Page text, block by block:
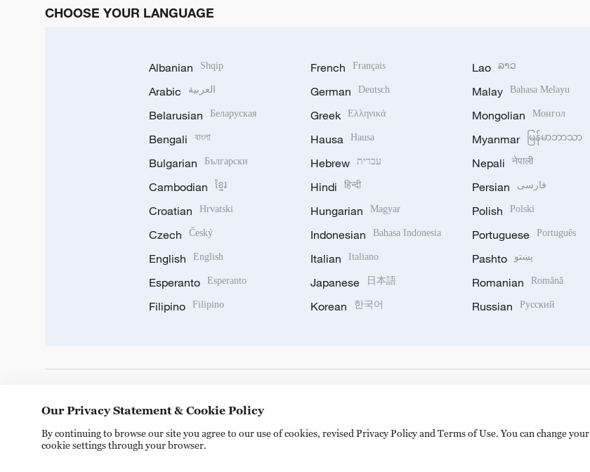
CHOOSE YOUR LANGUAGE
Albanian Shqip
Arabic العربية
Belarusian Беларуская
Bengali বাংলা
Bulgarian Български
Cambodian ខ្មែរ
Croatian Hrvatski
Czech Český
English English
Esperanto Esperanto
Filipino Filipino
French Français
German Deutsch
Greek Ελληνικά
Hausa Hausa
Hebrew עברית
Hindi हिन्दी
Hungarian Magyar
Indonesian Bahasa Indonesia
Italian Italiano
Japanese 日本語
Korean 한국어
Lao ລາວ
Malay Bahasa Melayu
Mongolian Монгол
Myanmar မြန်မာဘာသာ
Nepali नेपाली
Persian فارسی
Polish Polski
Portuguese Português
Pashto پښتو
Romanian Română
Russian Русский
Our Privacy Statement & Cookie Policy
By continuing to browse our site you agree to our use of cookies, revised Privacy Policy and Terms of Use. You can change your
cookie settings through your browser.